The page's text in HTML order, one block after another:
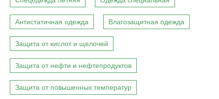
Антистатичная одежда Влагозащитная одежда
Защита от кислот и щелочей
Защита от нефти и нефтепродуктов
Защита от повышенных температур